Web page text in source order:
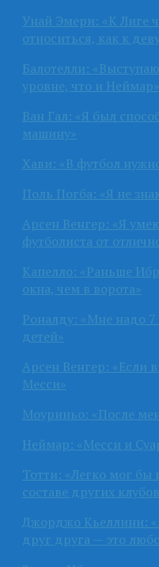
Унай Эмери: «К Лиге
относиться, как к
Балотелли:
уровне, что и Неймар»
Ван Гал: «Я был
машину»
Хави: «В футбол
Поль Погба: «Я не
Арсен Венгер: «Я
футболиста от
Капелло: «Раньше
окна, чем в ворота»
Роналду: «Мне надо
детей»
Арсен Венгер: «Если
Месси»
Моуриньо: «После
Неймар: «Месси и
Тотти: «Легко мог бы
составе других
Джорджо Кьеллини:
друг друга — это